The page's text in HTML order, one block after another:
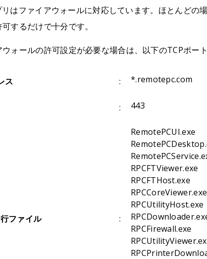
はファイアウォールに対応しています。ほとんどの
するだけで十分です。
ォールの許可設定が必要な場合は、以下のTCPポー
ス : *.remotepc.com
: 443
ファイル :
RemotePCUI.exe
RPCFTViewer.exe
RPCFTHost.exe
RPCCoreViewer.exe
RPCUtilityHost.exe
RPCFirewall.exe